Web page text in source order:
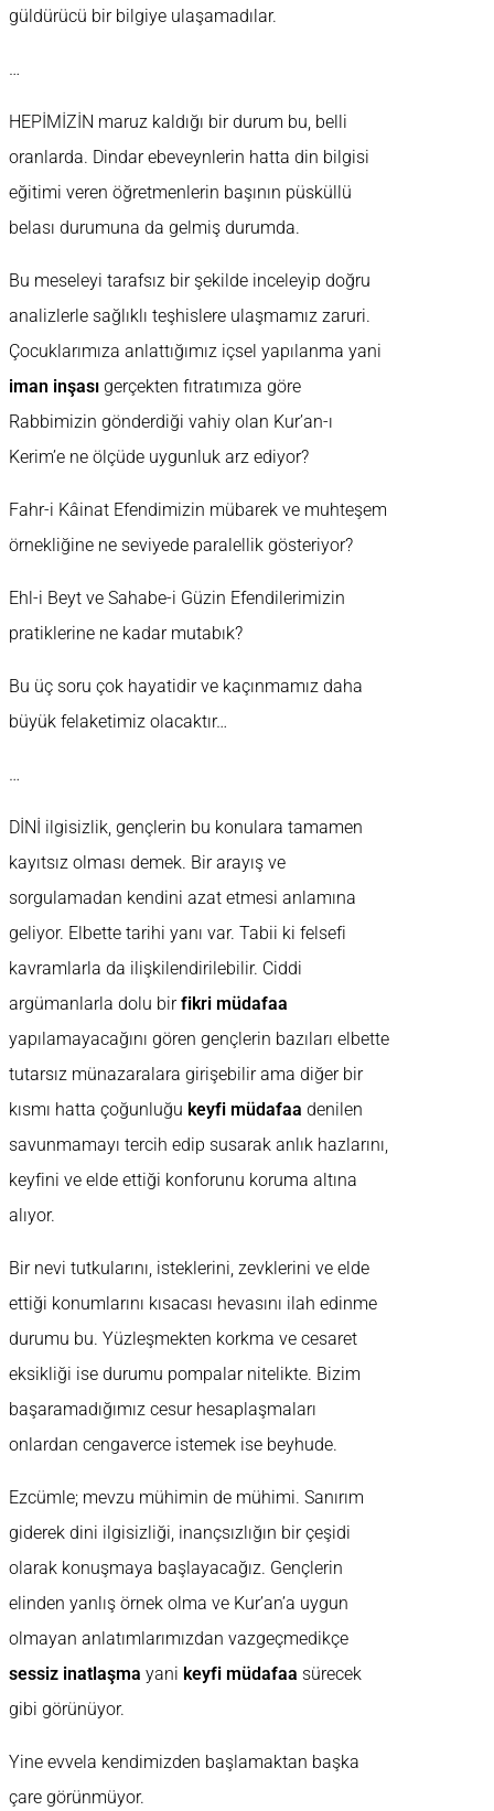
güldürücü bir bilgiye ulaşamadılar.
…
HEPİMİZİN maruz kaldığı bir durum bu, belli
oranlarda. Dindar ebeveynlerin hatta din bilgisi
eğitimi veren öğretmenlerin başının püsküllü
belası durumuna da gelmiş durumda.
Bu meseleyi tarafsız bir şekilde inceleyip doğru
analizlerle sağlıklı teşhislere ulaşmamız zaruri.
Çocuklarımıza anlattığımız içsel yapılanma yani
iman inşası gerçekten fıtratımıza göre
Rabbimizin gönderdiği vahiy olan Kur’an-ı
Kerim’e ne ölçüde uygunluk arz ediyor?
Fahr-i Kâinat Efendimizin mübarek ve muhteşem
örnekliğine ne seviyede paralellik gösteriyor?
Ehl-i Beyt ve Sahabe-i Güzin Efendilerimizin
pratiklerine ne kadar mutabık?
Bu üç soru çok hayatidir ve kaçınmamız daha
büyük felaketimiz olacaktır…
…
DİNİ ilgisizlik, gençlerin bu konulara tamamen
kayıtsız olması demek. Bir arayış ve
sorgulamadan kendini azat etmesi anlamına
geliyor. Elbette tarihi yanı var. Tabii ki felsefi
kavramlarla da ilişkilendirilebilir. Ciddi
argümanlarla dolu birfikri müdafaa
yapılamayacağını gören gençlerin bazıları elbette
tutarsız münazaralara girişebilir ama diğer bir
kısmı hatta çoğunluğu keyfi müdafaa denilen
savunmamayı tercih edip susarak anlık hazlarını,
keyfini ve elde ettiği konforunu koruma altına
alıyor.
Bir nevi tutkularını, isteklerini, zevklerini ve elde
ettiği konumlarını kısacası hevasını ilah edinme
durumu bu. Yüzleşmekten korkma ve cesaret
eksikliği ise durumu pompalar nitelikte. Bizim
başaramadığımız cesur hesaplaşmaları
onlardan cengaverce istemek ise beyhude.
Ezcümle; mevzu mühimin de mühimi. Sanırım
giderek dini ilgisizliği, inançsızlığın bir çeşidi
olarak konuşmaya başlayacağız. Gençlerin
elinden yanlış örnek olma ve Kur’an’a uygun
olmayan anlatımlarımızdan vazgeçmedikçe
sessiz inatlaşma yani keyfi müdafaa sürecek
gibi görünüyor.
Yine evvela kendimizden başlamaktan başka
çare görünmüyor.